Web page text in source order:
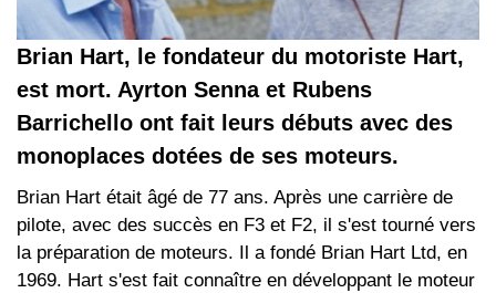
Brian Hart, le fondateur du motoriste Hart,
est mort. Ayrton Senna et Rubens
Barrichello ont fait leurs débuts avec des
monoplaces dotées de ses moteurs.
Brian Hart était âgé de 77 ans. Après une carrière de
pilote, avec des succès en F3 et F2, il s'est tourné vers
la préparation de moteurs. Il a fondé Brian Hart Ltd, en
1969. Hart s'est fait connaître en développant le moteur